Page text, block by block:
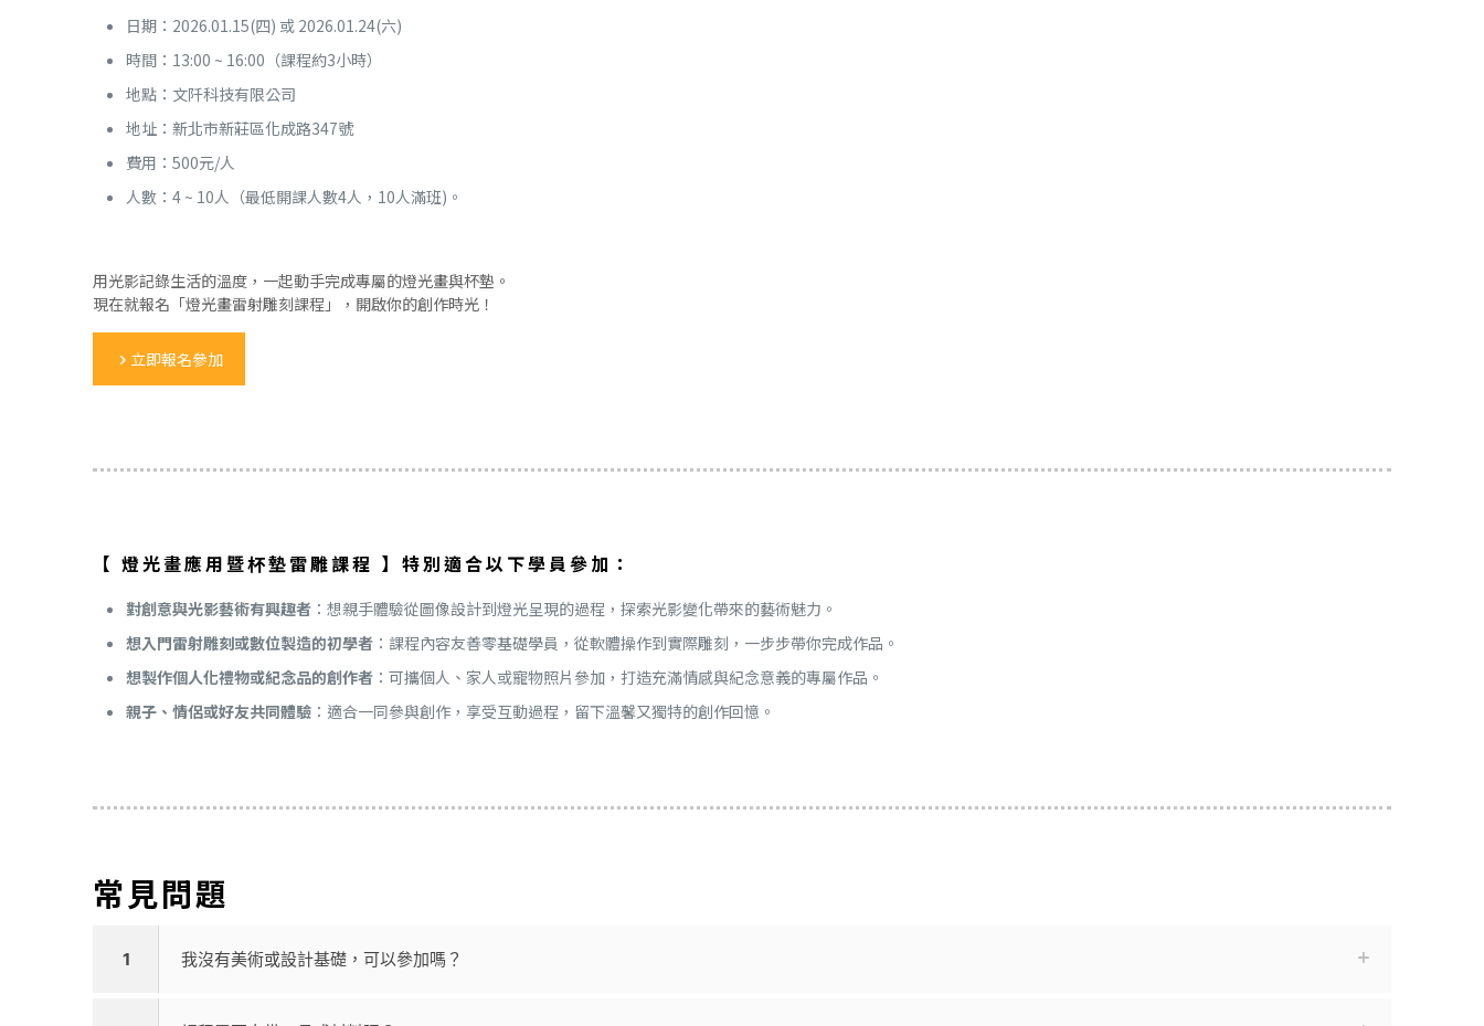
日期：2026.01.15(四) 或 2026.01.24(六)
時間：13:00 ~ 16:00（課程約3小時）
地點：文阡科技有限公司
地址：新北市新莊區化成路347號
費用：500元/人
人數：4 ~ 10人（最低開課人數4人，10人滿班)。
用光影記錄生活的溫度，一起動手完成專屬的燈光畫與杯墊。
現在就報名「燈光畫雷射雕刻課程」，開啟你的創作時光！
立即報名參加
【 燈光畫應用暨杯墊雷雕課程 】特別適合以下學員參加：
對創意與光影藝術有興趣者 ：想親手體驗從圖像設計到燈光呈現的過程，探索光影變化帶來的藝術魅力。
想入門雷射雕刻或數位製造的初學者 ：課程內容友善零基礎學員，從軟體操作到實際雕刻，一步步帶你完成作品。
想製作個人化禮物或紀念品的創作者 ：可攜個人、家人或寵物照片參加，打造充滿情感與紀念意義的專屬作品。
親子、情侶或好友共同體驗 ：適合一同參與創作，享受互動過程，留下溫馨又獨特的創作回憶。
常見問題
1 我沒有美術或設計基礎，可以參加嗎？